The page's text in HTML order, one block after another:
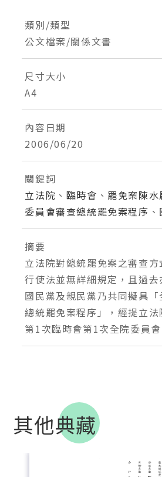
類別/類型
公文檔案/關係文書
尺寸大小
A4
內容日期
2006/06/20
關鍵詞
立法院 、 臨時會 、 罷免案陳
委員會審查總統罷免案程序 、
摘要
立法院對總統罷免案之審查
行使法並無詳細規定，且過去
國民黨及親民黨乃共同擬具
總統罷免案程序」，經提立
第1次臨時會第1次全院委員會
其他典藏